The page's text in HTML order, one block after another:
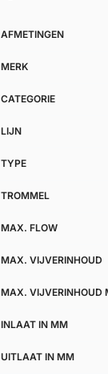
AFMETINGEN
MERK
CATEGORIE
LIJN
TYPE
TROMMEL
MAX. FLOW
MAX. VIJVERINHOUD
MAX. VIJVERINHOUD
INLAAT IN MM
UITLAAT IN MM